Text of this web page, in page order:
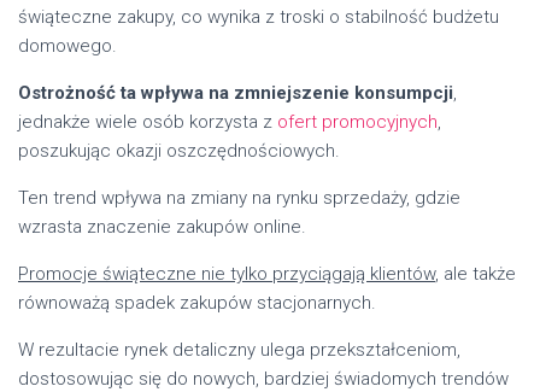
świąteczne zakupy, co wynika z troski o stabilność budżetu
domowego.
Ostrożność ta wpływa na zmniejszenie konsumpcji,
jednakże wiele osób korzysta z ofert promocyjnych,
poszukując okazji oszczędnościowych.
Ten trend wpływa na zmiany na rynku sprzedaży, gdzie
wzrasta znaczenie zakupów online.
Promocje świąteczne nie tylko przyciągają klientów, ale także
równoważą spadek zakupów stacjonarnych.
W rezultacie rynek detaliczny ulega przekształceniom,
dostosowując się do nowych, bardziej świadomych trendów